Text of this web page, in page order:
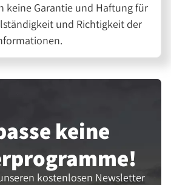
keine Garantie und Haftung für
und Richtigkeit der
keine
kostenlosen Newsletter